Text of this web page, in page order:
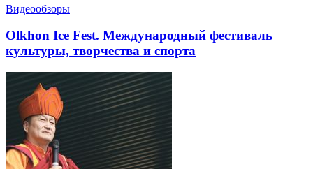
Видеообзоры
Olkhon Ice Fest. Международный фестиваль
культуры, творчества и спорта